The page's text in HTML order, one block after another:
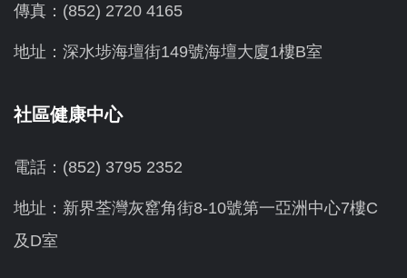
傳真：(852) 2720 4165
地址：深水埗海壇街149號海壇大廈1樓B室
社區健康中心
電話：(852) 3795 2352
地址：新界荃灣灰窰角街8-10號第一亞洲中心7樓C
及D室